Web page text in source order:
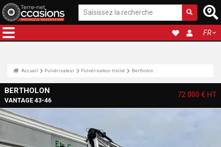
FR
Accueil Pulvérisateur Pulvérisateur traîné Bertholon
BERTHOLON
VANTAGE 43-46
72 000 € HT